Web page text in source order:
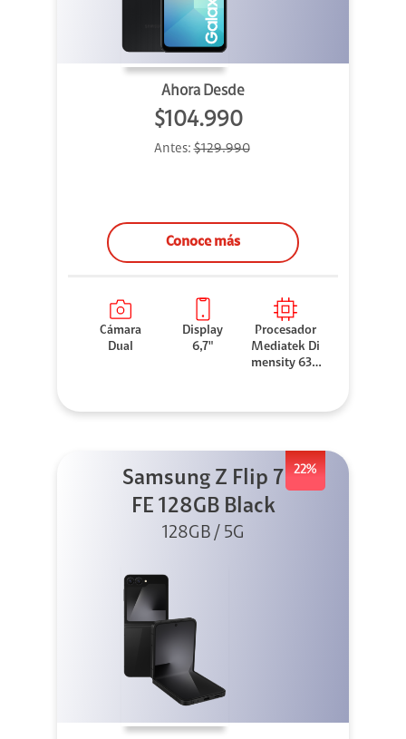
Ahora Desde
$104.990
Antes:$129.990
Conoce más
Cámara
Dual
Display
6,7"
Procesador
Mediatek Di
mensity 630
22%
Samsung Z Flip 7
FE 128GB Black
128GB / 5G